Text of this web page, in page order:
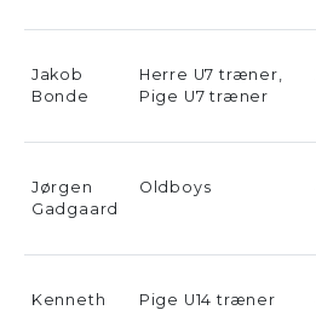
Jakob
Bonde
Herre U7 træner,
Pige U7 træner
Jørgen
Gadgaard
Oldboys
Kenneth
Pige U14 træner